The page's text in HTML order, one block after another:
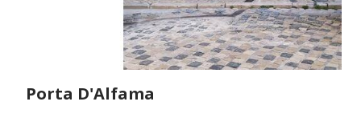
Porta D'Alfama